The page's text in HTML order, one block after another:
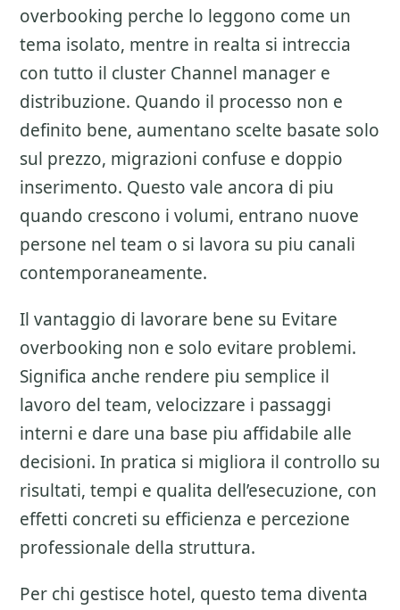
overbooking perche lo leggono come un
tema isolato, mentre in realta si intreccia
con tutto il cluster Channel manager e
distribuzione. Quando il processo non e
definito bene, aumentano scelte basate solo
sul prezzo, migrazioni confuse e doppio
inserimento. Questo vale ancora di piu
quando crescono i volumi, entrano nuove
persone nel team o si lavora su piu canali
contemporaneamente.
Il vantaggio di lavorare bene su Evitare
overbooking non e solo evitare problemi.
Significa anche rendere piu semplice il
lavoro del team, velocizzare i passaggi
interni e dare una base piu affidabile alle
decisioni. In pratica si migliora il controllo su
risultati, tempi e qualita dell’esecuzione, con
effetti concreti su efficienza e percezione
professionale della struttura.
Per chi gestisce hotel, questo tema diventa